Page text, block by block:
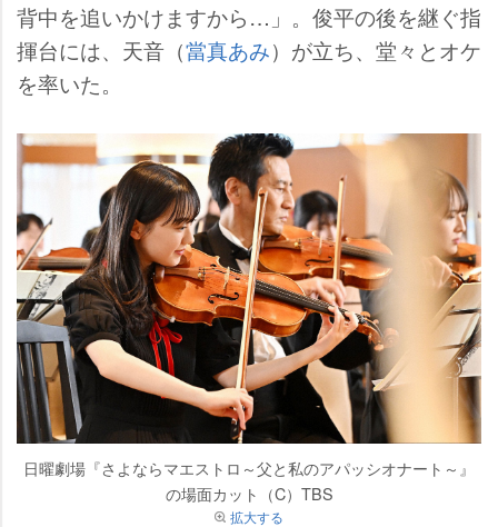
背中を追いかけますから…」。俊平の後を継ぐ指
揮台には、天音（當真あみ）が立ち、堂々とオケ
を率いた。
日曜劇場『さよならマエストロ～父と私のアパッシオナート～』
の場面カット（C）TBS
拡大する